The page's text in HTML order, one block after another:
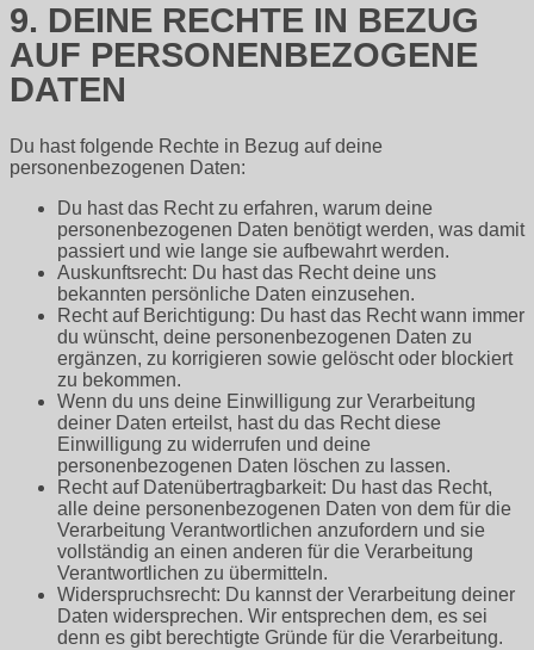
9. DEINE RECHTE IN BEZUG
AUF PERSONENBEZOGENE
DATEN
Du hast folgende Rechte in Bezug auf deine
personenbezogenen Daten:
Du hast das Recht zu erfahren, warum deine
personenbezogenen Daten benötigt werden, was damit
passiert und wie lange sie aufbewahrt werden.
Auskunftsrecht: Du hast das Recht deine uns
bekannten persönliche Daten einzusehen.
Recht auf Berichtigung: Du hast das Recht wann immer
du wünscht, deine personenbezogenen Daten zu
ergänzen, zu korrigieren sowie gelöscht oder blockiert
zu bekommen.
Wenn du uns deine Einwilligung zur Verarbeitung
deiner Daten erteilst, hast du das Recht diese
Einwilligung zu widerrufen und deine
personenbezogenen Daten löschen zu lassen.
Recht auf Datenübertragbarkeit: Du hast das Recht,
alle deine personenbezogenen Daten von dem für die
Verarbeitung Verantwortlichen anzufordern und sie
vollständig an einen anderen für die Verarbeitung
Verantwortlichen zu übermitteln.
Widerspruchsrecht: Du kannst der Verarbeitung deiner
Daten widersprechen. Wir entsprechen dem, es sei
denn es gibt berechtigte Gründe für die Verarbeitung.